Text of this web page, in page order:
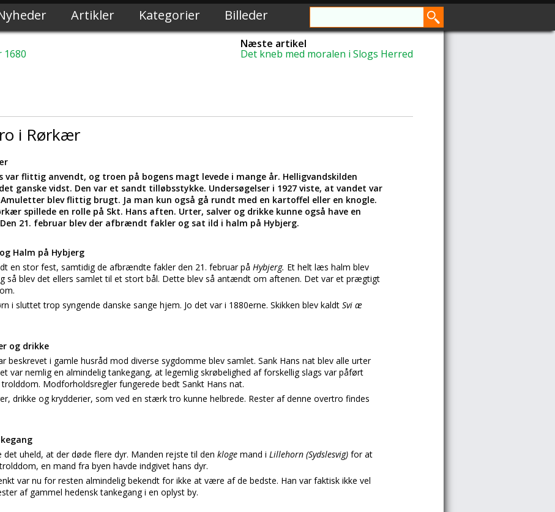
Artikler Kategorier Billeder
Næste artikel
Det kneb med moralen i Slogs Herred
i Rørkær
var flittig anvendt, og troen på bogens magt levede i mange år. Helligvandskilden
ganske vidst. Den var et sandt tilløbsstykke. Undersøgelser i 1927 viste, at vandet var
blev flittig brugt. Ja man kun også gå rundt med en kartoffel eller en knogle.
spillede en rolle på Skt. Hans aften. Urter, salver og drikke kunne også have en
21. februar blev der afbrændt fakler og sat ild i halm på Hybjerg.
Halm på Hybjerg
en stor fest, samtidig de afbrændte fakler den 21. februar på Hybjerg. Et helt læs halm blev
så blev det ellers samlet til et stort bål. Dette blev så antændt om aftenen. Det var et prægtigt
i sluttet trop syngende danske sange hjem. Jo det var i 1880erne. Skikken blev kaldt Svi æ
og drikke
beskrevet i gamle husråd mod diverse sygdomme blev samlet. Sank Hans nat blev alle urter
var nemlig en almindelig tankegang, at legemlig skrøbelighed af forskellig slags var påført
Modforholdsregler fungerede bedt Sankt Hans nat.
drikke og krydderier, som ved en stærk tro kunne helbrede. Rester af denne overtro findes
det uheld, at der døde flere dyr. Manden rejste til den kloge mand i Lillehorn (Sydslesvig) for at
en mand fra byen havde indgivet hans dyr.
var nu for resten almindelig bekendt for ikke at være af de bedste. Han var faktisk ikke vel
af gammel hedensk tankegang i en oplyst by.